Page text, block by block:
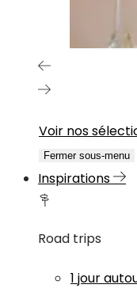
Voir nos
Fermer sous-menu
Inspirations
Road trips
1 jour